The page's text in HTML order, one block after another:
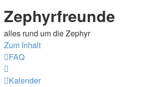
Zephyrfreunde
alles rund um die Zephyr
Zum Inhalt
FAQ
Kalender